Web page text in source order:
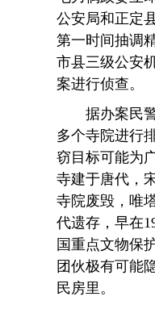
公安局和正定
第一时间抽调
市县三级公安
案进行侦查。
据办案民警
多个寺院进行
窃目标可能为
寺建于唐代，
寺院废毁，唯
代遗存，早在
国重点文物保
团伙极有可能
民房里。